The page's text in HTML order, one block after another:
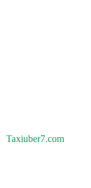
Taxiuber7.com